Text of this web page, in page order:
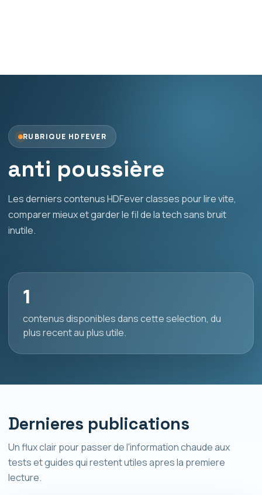
RUBRIQUE HDFEVER
anti poussière
Les derniers contenus HDFever classes pour lire vite,
comparer mieux et garder le fil de la tech sans bruit
inutile.
1
contenus disponibles dans cette selection, du
plus recent au plus utile.
Dernieres publications
Un flux clair pour passer de l'information chaude aux
tests et guides qui restent utiles apres la premiere
lecture.